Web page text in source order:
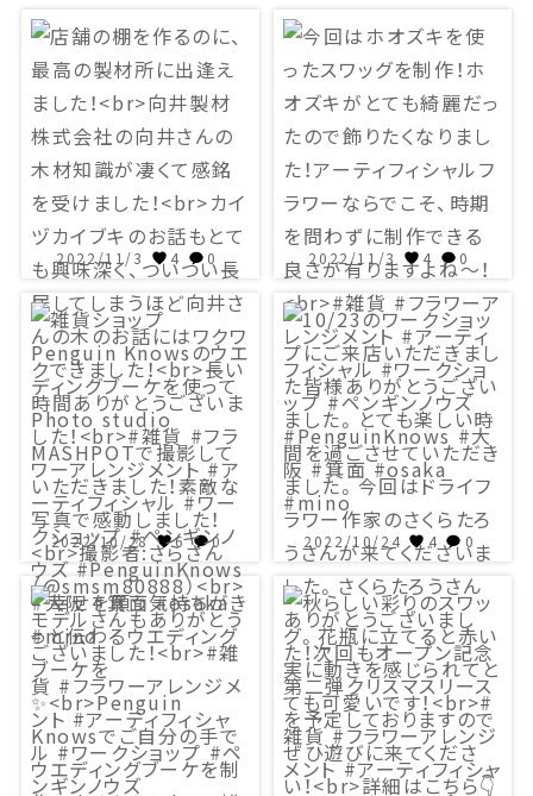
2022/11/3 4 0 2022/11/3 4 0
2022/10/28 6 0 2022/10/24 4 0